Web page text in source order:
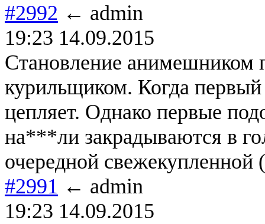
#2992 ← admin
19:23 14.09.2015
Становление анимешником
курильщиком. Когда
цепляет. Однако первые
на***ли закрадываются в
очередной свежекупленной
#2991 ← admin
19:23 14.09.2015